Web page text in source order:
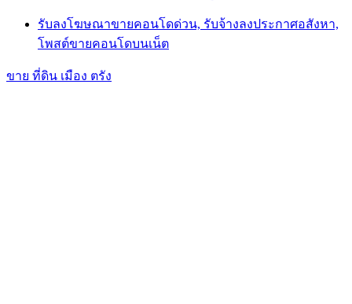
รับลงโฆษณาขายคอนโดด่วน, รับจ้างลงประกาศอสังหา,
โพสต์ขายคอนโดบนเน็ต
ขาย ที่ดิน เมือง ตรัง